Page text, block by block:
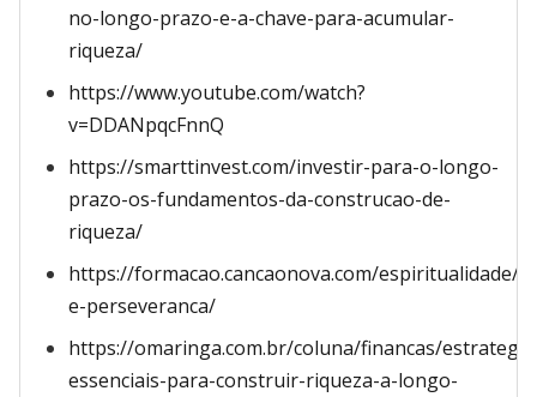
no-longo-prazo-e-a-chave-para-acumular-
riqueza/
https://www.youtube.com/watch?
v=DDANpqcFnnQ
https://smarttinvest.com/investir-para-o-longo-
prazo-os-fundamentos-da-construcao-de-
riqueza/
https://formacao.cancaonova.com/espiritualidade/
e-perseveranca/
https://omaringa.com.br/coluna/financas/
essenciais-para-construir-riqueza-a-longo-